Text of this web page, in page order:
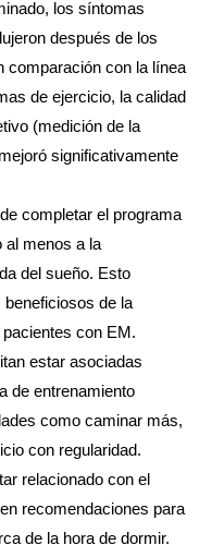
los síntomas
después de los
comparación con la línea
de ejercicio, la calidad
(medición de la
significativamente
completar el programa
al menos a la
del sueño. Esto
de la
con EM.
estar asociadas
de entrenamiento
como caminar más,
con regularidad.
relacionado con el
recomendaciones para
de la hora de dormir.